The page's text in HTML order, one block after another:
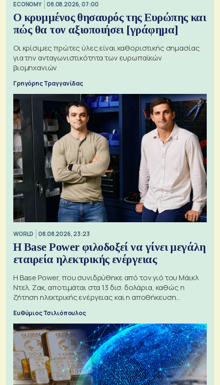
ECONOMY 08.08.2026, 07:00
Ο κρυμμένος θησαυρός της Ευρώπης και
πώς θα τον αξιοποιήσει [γράφημα]
Οι κρίσιμες πρώτες ύλες είναι καθοριστικής σημασίας
για την ανταγωνιστικότητα των ευρωπαϊκών
βιομηχανιών
Γρηγόρης Τραγγανίδας
WORLD 08.08.2026, 23:23
Η Base Power φιλοδοξεί να γίνει μεγάλη
εταιρεία ηλεκτρικής ενέργειας
Η Base Power, που συνιδρύθηκε από τον γιό του Μάικλ
Ντελ, Ζακ, αποτιμάται στα 13 δισ. δολάρια, καθώς η
ζήτηση ηλεκτρικής ενέργειας και η αποθήκευση
Ευθύμιος Τσιλιόπουλος